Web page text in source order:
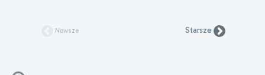
Nowsze Starsze